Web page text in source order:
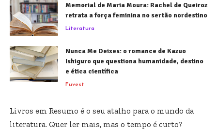
Memorial de Maria Moura: Rachel de Queiroz
retrata a força feminina no sertão nordestino
Literatura
Nunca Me Deixes: o romance de Kazuo
Ishiguro que questiona humanidade, destino
e ética científica
Fuvest
Livros em Resumo é o seu atalho para o mundo da
literatura. Quer ler mais, mas o tempo é curto?